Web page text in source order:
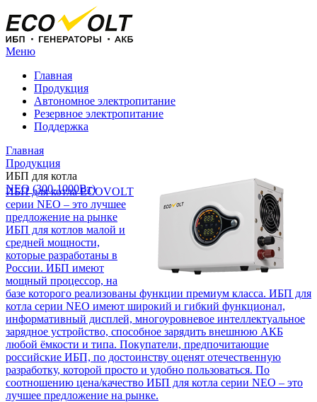
Меню
Главная
Продукция
Автономное электропитание
Резервное электропитание
Поддержка
Главная
Продукция
ИБП для котла
NEO (300-1000Вт)
ИБП для котла ECOVOLT
серии NEO – это лучшее
предложение на рынке
ИБП для котлов малой и
средней мощности,
которые разработаны в
России. ИБП имеют
мощный процессор, на
базе которого реализованы функции премиум класса. ИБП для
котла серии NEO имеют широкий и гибкий функционал,
информативный дисплей, многоуровневое интеллектуальное
зарядное устройство, способное зарядить внешнюю АКБ
любой ёмкости и типа. Покупатели, предпочитающие
российские ИБП, по достоинству оценят отечественную
разработку, которой просто и удобно пользоваться. По
соотношению цена/качество ИБП для котла серии NEO – это
лучшее предложение на рынке.